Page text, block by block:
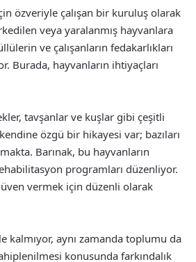
özveriyle çalışan bir kuruluş olarak
veya yaralanmış hayvanlara
ve çalışanların fedakarlıkları
Burada, hayvanların ihtiyaçları
tavşanlar ve kuşlar gibi çeşitli
özgü bir hikayesi var; bazıları
Barınak, bu hayvanların
programları düzenliyor.
vermek için düzenli olarak
kalmıyor, aynı zamanda toplumu da
konusunda farkındalık